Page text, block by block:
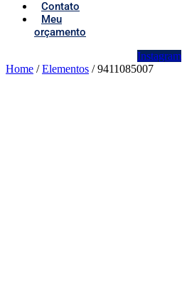
Contato
Meu
orçamento
Instagram
Home /Elementos / 9411085007